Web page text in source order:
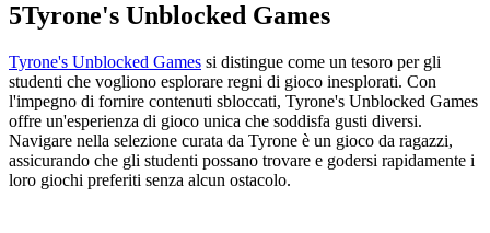
5Tyrone's Unblocked Games
Tyrone's Unblocked Games si distingue come un tesoro per gli
studenti che vogliono esplorare regni di gioco inesplorati. Con
l'impegno di fornire contenuti sbloccati, Tyrone's Unblocked Games
offre un'esperienza di gioco unica che soddisfa gusti diversi.
Navigare nella selezione curata da Tyrone è un gioco da ragazzi,
assicurando che gli studenti possano trovare e godersi rapidamente i
loro giochi preferiti senza alcun ostacolo.